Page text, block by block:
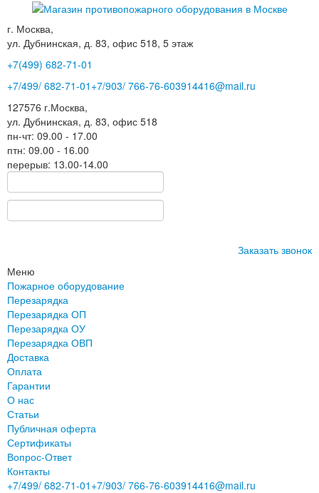
г. Москва,
ул. Дубнинская, д. 83, офис 518, 5 этаж
+7(499) 682-71-01
+7/499/ 682-71-01 +7/903/ 766-76-603914416@mail.ru
127576 г.Москва,
ул. Дубнинская, д. 83, офис 518
пн-чт: 09.00 - 17.00
птн: 09.00 - 16.00
перерыв: 13.00-14.00
Заказать звонок
Меню
Пожарное оборудование
Перезарядка
Перезарядка ОП
Перезарядка ОУ
Перезарядка ОВП
Доставка
Оплата
Гарантии
О нас
Статьи
Публичная оферта
Сертификаты
Вопрос-Ответ
Контакты
+7/499/ 682-71-01 +7/903/ 766-76-603914416@mail.ru